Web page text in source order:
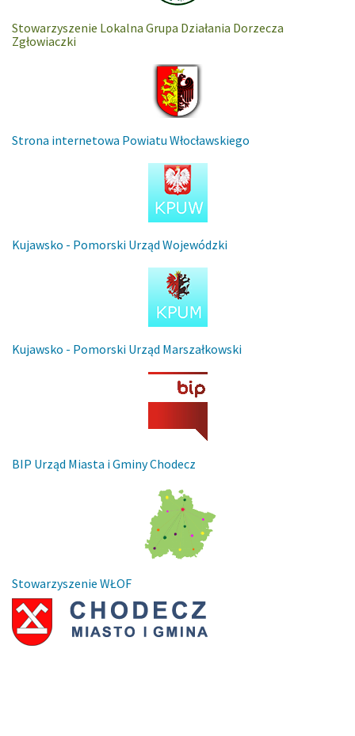
Stowarzyszenie Lokalna Grupa Działania Dorzecza
Zgłowiaczki
Strona internetowa Powiatu Włocławskiego
Kujawsko - Pomorski Urząd Wojewódzki
Kujawsko - Pomorski Urząd Marszałkowski
BIP Urząd Miasta i Gminy Chodecz
Stowarzyszenie WŁOF